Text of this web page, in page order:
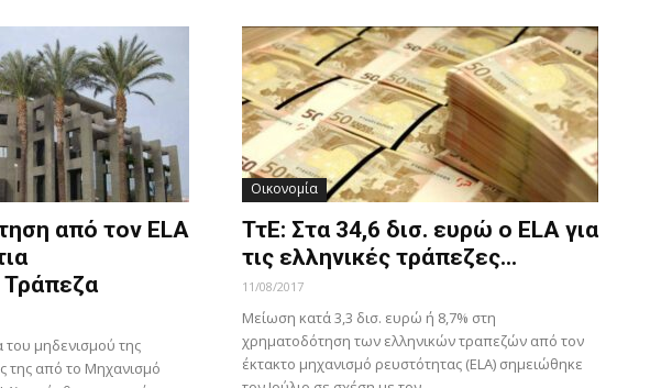
από τον ELA
Τράπεζα
του μηδενισμού της
της από το Μηχανισμό
Οικονομία
ΤτΕ: Στα 34,6 δισ. ευρώ ο ELA για
τις ελληνικές τράπεζες...
11/08/2017
Μείωση κατά 3,3 δισ. ευρώ ή 8,7% στη
χρηματοδότηση των ελληνικών τραπεζών από τον
έκτακτο μηχανισμό ρευστότητας (ELA) σημειώθηκε